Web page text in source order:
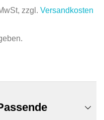
zzgl. Versandkosten